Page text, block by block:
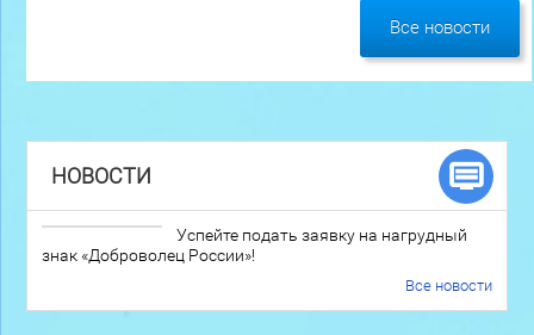
Все новости
НОВОСТИ
Успейте подать заявку на нагрудный
знак «Доброволец России»!
Все новости